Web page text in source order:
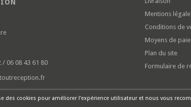
des cookies pour améliorer l'expérience utilisateur et nous vous
/ 06 08 43 61 80
Mentions
Conditions de
Moyens de
Plan du site
Formulaire de